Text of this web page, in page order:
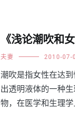
《浅论潮吹和
夫妻 2010-07-
潮吹是指女性在达
出透明液体的一种
物，在医学和生理学